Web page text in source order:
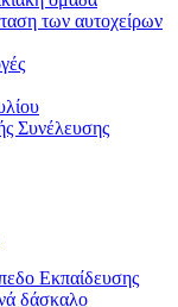
των αυτοχείρων
Συνέλευσης
Εκπαίδευσης
δάσκαλο